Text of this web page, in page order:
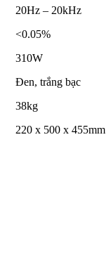
20Hz – 20kHz
<0.05%
310W
Đen, trắng bạc
38kg
220 x 500 x 455mm